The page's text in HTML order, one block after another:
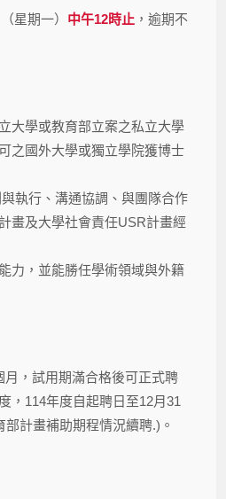
星期一） 中午12時止 ，逾期不
大學或教育部立案之私立大學
之國外大學或獨立學院獲博士
與執行、溝通協調、與團隊合作
畫及大學社會責任USR計畫經
力，並能勝任學術領域與外籍
月，試用期滿合格後可正式聘
，114年度自起聘日至12月31
部計畫補助期程情況續聘.)。